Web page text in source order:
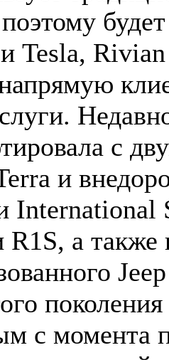
Tesla,
с
и
International
а
с момента